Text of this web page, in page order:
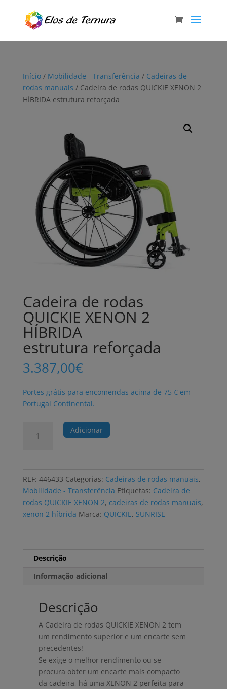
Início/ Mobilidade - Transferência / Cadeiras de
rodas manuais / Cadeira de rodas QUICKIE XENON 2
HÍBRIDA estrutura reforçada
Cadeira de rodas
QUICKIE XENON 2
HÍBRIDA
estrutura reforçada
3.387,00€
Portes grátis para encomendas acima de 75 € em
Portugal Continental.
QUICKIE
XENON
Adicionar
REF: 446433 Categorias: Cadeiras de rodas manuais,
Mobilidade - Transferência Etiquetas: Cadeira de
rodas QUICKIE XENON 2, cadeiras de rodas manuais,
xenon 2 híbrida Marca: QUICKIE, SUNRISE
Descrição
Informação adicional
Descrição
A Cadeira de rodas QUICKIE XENON 2 tem
um rendimento superior e um encarte sem
precedentes!
Se exige o melhor rendimento ou se
procura obter um encarte mais compacto
da cadeira, há uma XENON 2 perfeita para